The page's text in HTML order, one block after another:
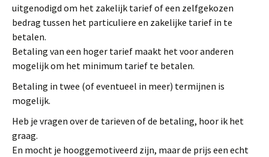
uitgenodigd om het zakelijk tarief of een zelfgekozen
bedrag tussen het particuliere en zakelijke tarief in te
betalen.
Betaling van een hoger tarief maakt het voor anderen
mogelijk om het minimum tarief te betalen.
Betaling in twee (of eventueel in meer) termijnen is
mogelijk.
Heb je vragen over de tarieven of de betaling, hoor ik het
graag.
En mocht je hooggemotiveerd zijn, maar de prijs een echt